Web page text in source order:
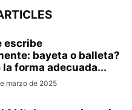
escribe
bayeta o balleta?
la forma adecuada...
marzo de 2025